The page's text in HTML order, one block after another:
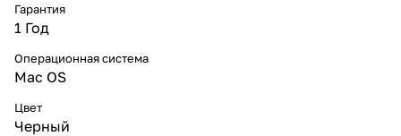
Гарантия
1 Год
Операционная система
Mac OS
Цвет
Черный